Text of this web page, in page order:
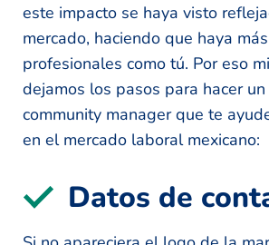
este impacto se haya visto
mercado, haciendo que haya
profesionales como tú. Por eso
dejamos los pasos para hacer un
community manager que te
en el mercado laboral mexicano:
Datos de